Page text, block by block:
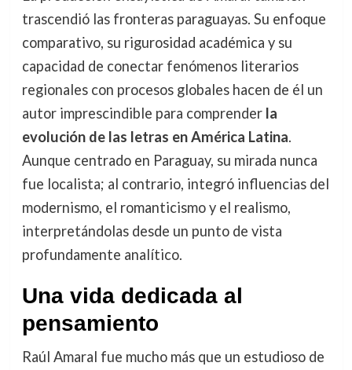
trascendió las fronteras paraguayas. Su enfoque
comparativo, su rigurosidad académica y su
capacidad de conectar fenómenos literarios
regionales con procesos globales hacen de él un
autor imprescindible para comprender la
evolución de las letras en América Latina.
Aunque centrado en Paraguay, su mirada nunca
fue localista; al contrario, integró influencias del
modernismo, el romanticismo y el realismo,
interpretándolas desde un punto de vista
profundamente analítico.
Una vida dedicada al
pensamiento
Raúl Amaral fue mucho más que un estudioso de